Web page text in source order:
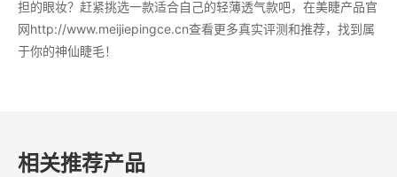
担的眼妆？赶紧挑选一款适合自己的轻薄透气款吧，在美睫产品官
网http://www.meijiepingce.cn查看更多真实评测和推荐，找到属
于你的神仙睫毛！
相关推荐产品